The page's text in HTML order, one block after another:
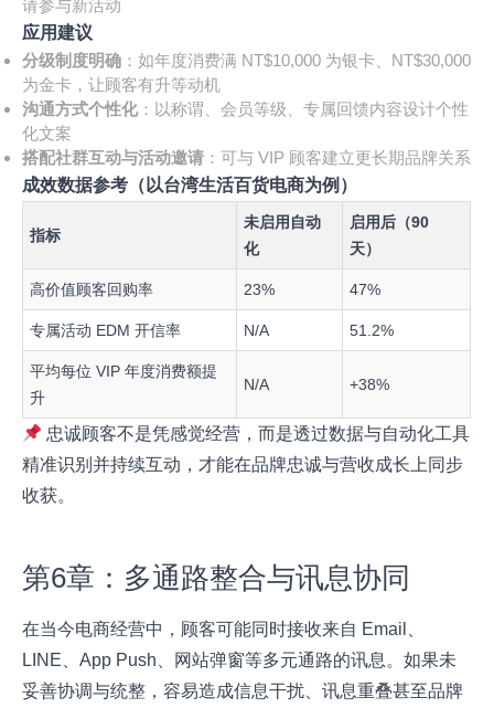
请参与新活动
应用建议
分级制度明确 ：如年度消费满 NT$10,000 为银卡、NT$30,000
为金卡，让顾客有升等动机
沟通方式个性化：以称谓、会员等级、专属回馈内容设计个性
化文案
搭配社群互动与活动邀请 ：可与 VIP 顾客建立更长期品牌关系
成效数据参考（以台湾生活百货电商为例）
指标
未启用自动
化
启用后（90
天）
高价值顾客回购率 23% 47%
专属活动 EDM 开信率 N/A 51.2%
平均每位 VIP 年度消费额提
升
N/A +38%
忠诚顾客不是凭感觉经营，而是透过数据与自动化工具
精准识别并持续互动，才能在品牌忠诚与营收成长上同步
收获。
第6章：多通路整合与讯息协同
在当今电商经营中，顾客可能同时接收来自 Email、
LINE、App Push、网站弹窗等多元通路的讯息。如果未
妥善协调与统整，容易造成信息干扰、讯息重叠甚至品牌